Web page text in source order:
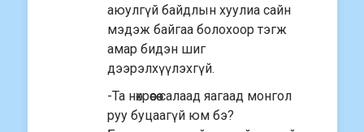
аюулгүй байдлын хуулиа сайн
мэдэж байгаа болохоор тэгж
амар бидэн шиг
дээрэлхүүлэхгүй.
-Та нөхрөөсөө салаад яагаад монгол
руу буцаагүй юм бэ?